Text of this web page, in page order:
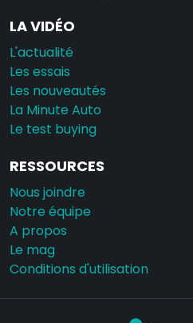
LA VIDÉO
L'actualité
Les essais
Les nouveautés
La Minute Auto
Le test buying
RESSOURCES
Nous joindre
Notre équipe
A propos
Le mag
Conditions d'utilisation